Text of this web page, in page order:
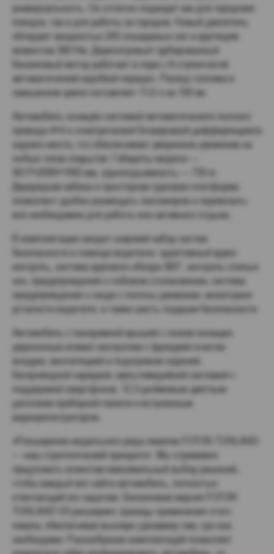
универсальность. Он отлично подходит как для городских
поездок, так и для работы за городом. Новый двигатель
обладает мощностью 245 лошадиных сил и крутящим
моментом 380 Нм. Двухлитровый турбированный
бензиновый мотор работает в паре с 8-ступенчатой
автоматической коробкой передач. Расход топлива в
смешанном цикле составляет 11,6 л на 100 км.
Автомобиль оснащён системой автоматического полного
привода 4×4 и электрической блокировкой дифференциала
заднего моста, что обеспечивает уверенное движение на
любых типах покрытия. Габариты модели —
5617×2090×1955 мм, грузоподъёмность — 730 кг.
Двухрядная кабина и просторная грузовая платформа
позволяют удобно размещать пассажиров и перевозить
всё необходимое для работы или активного отдыха.
В комплектацию входит широкий набор систем
безопасности и помощи водителю: адаптивный круиз-
контроль, система кругового обзора 360°, контроль слепых
зон, предупреждение о лобовом столкновении, система
предупреждения о сходе с полосы движения, мониторинг
усталости водителя, а также шесть подушек безопасности.
Автомобиль с панорамной крышей с люком оснащен
двухзонным климат-контролем с функцией очистки
воздуха, вентиляцией и подогревом сидений,
беспроводной зарядкой, мультимедийной системой с
поддержкой смартфонов, 12,3-дюймовым цветным
дисплеем приборной панели и встроенным
видеорегистратором.
«Расширение модельного ряда пикапов FOTON TUNLAND
— наш стратегический приоритет. Мы стремимся
предложить клиентам максимальный выбор решений,
чтобы каждый мог найти автомобиль, полностью
отвечающий его задачам. Бензиновая версия FOTON
TUNLAND V9 расширяет границы применения этого
пикапа, обеспечивая высокую динамику там, где она
необходима. Разнообразие комплектаций позволяет